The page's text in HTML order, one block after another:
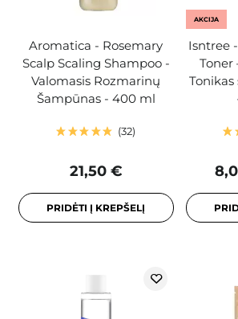
Aromatica - Rosemary
Scalp Scaling Shampoo -
Valomasis Rozmarinų
Šampūnas - 400 ml
32
21,50 €
PRIDĖTI Į KREPŠELĮ
AKCIJA
Isntree
Toner